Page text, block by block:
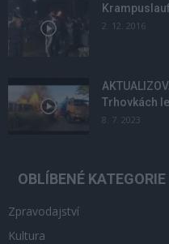
2. 12. 2016
Trhovkách
8. 7. 2023
OBLÍBENÉ KATEGORIE
Zpravodajství
Kultura